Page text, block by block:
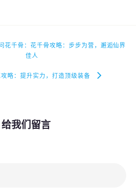
花千骨：花千骨攻略：步步为营，邂逅仙界
佳人
略：提升实力，打造顶级装备
给我们留言